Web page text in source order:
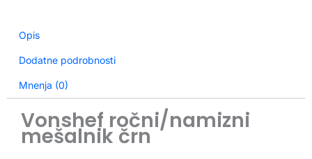
Opis
Dodatne podrobnosti
Mnenja (0)
Vonshef ročni/namizni
mešalnik črn